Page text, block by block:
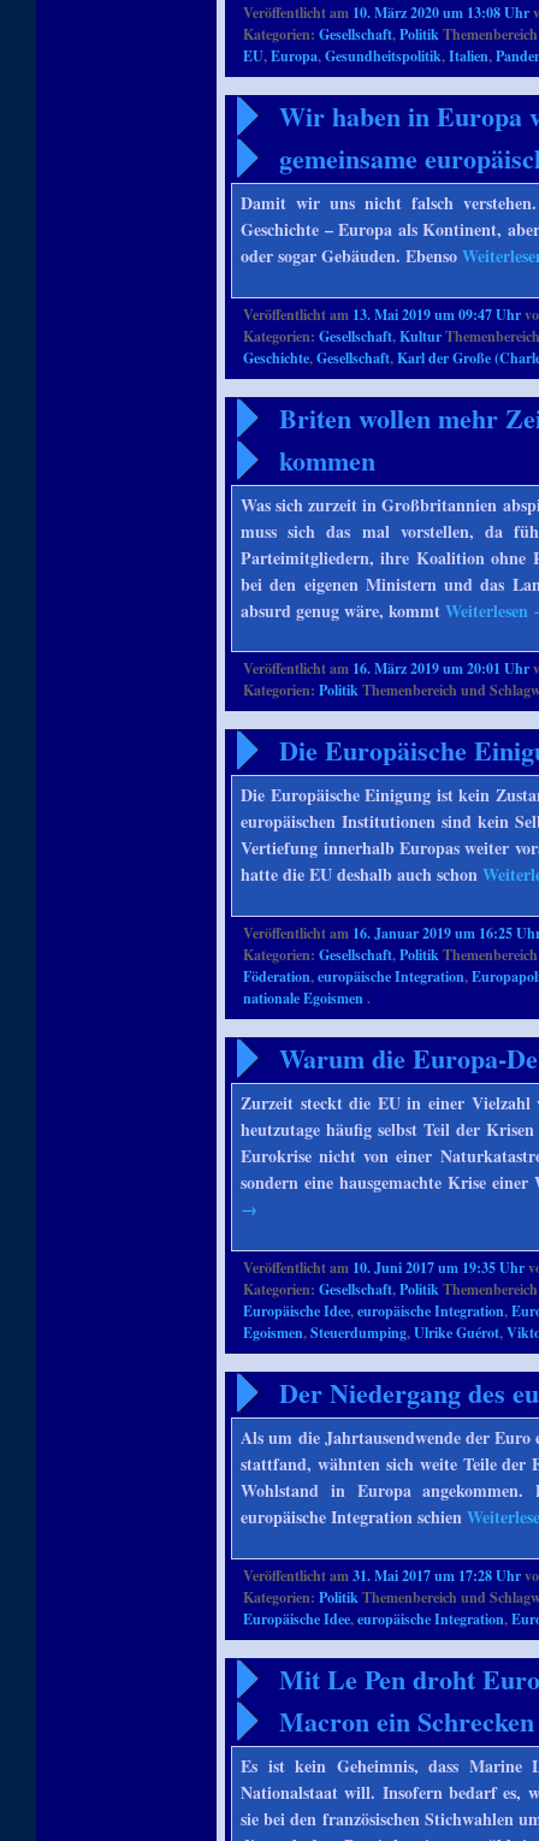
Veröffentlicht am 10. März 2020 um 13:08 Uhr
Kategorien:Gesellschaft,Politik
EU,Europa,Gesundheitspolitik,Italien,
Wir haben in Europa
gemeinsame
Damit wir uns nicht falsch
Geschichte – Europa als Kontinent,
oder sogar Gebäuden. Ebenso
Veröffentlicht am 13. Mai 2019 um 09:47 Uhr
Kategorien:Gesellschaft,Kultur
Geschichte,Gesellschaft,Karl der Große
Briten wollen mehr
kommen
Was sich zurzeit in Großbritannien
muss sich das mal vorstellen, da
Parteimitgliedern, ihre Koalition ohne
bei den eigenen Ministern und das
absurd genug wäre, kommtWeiterlesen
Veröffentlicht am 16. März 2019 um 20:01 Uhr
Kategorien:PolitikThemenbereich und
Die Europäische
Die Europäische Einigung ist kein
europäischen Institutionen sind kein
Vertiefung innerhalb Europas weiter
hatte die EU deshalb auch schon
Veröffentlicht am 16. Januar 2019 um 16:25
Kategorien:Gesellschaft,Politik
Föderation,europäische Integration,
nationale Egoismen.
Warum die Europa-
Zurzeit steckt die EU in einer Vielzahl
heutzutage häufig selbst Teil der
Eurokrise nicht von einer
sondern eine hausgemachte Krise
→
Veröffentlicht am 10. Juni 2017 um 19:35 Uhr
Kategorien:Gesellschaft,Politik
Europäische Idee,europäische Integration,
Egoismen,Steuerdumping,Ulrike Guérot,
Der Niedergang des
Als um die Jahrtausendwende der
stattfand, wähnten sich weite Teile der
Wohlstand in Europa
europäische Integration schien
Veröffentlicht am31. Mai 2017 um 17:28 Uhr
Kategorien:PolitikThemenbereich und
Europäische Idee,europäische Integration,
Mit Le Pen droht
Macron ein
Es ist kein Geheimnis, dass
Nationalstaat will. Insofern bedarf es,
sie bei den französischen Stichwahlen